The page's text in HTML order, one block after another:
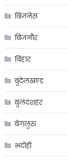
बिज़नेस
बिजनौर
बिहार
बुंदेलखण्ड
बुलंदशहर
बेंगलुरु
भदोही